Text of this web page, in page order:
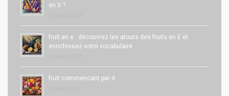
en V ?
fruit en e : découvrez les atouts des fruits en E et
enrichissez votre vocabulaire
fruit commencant par d